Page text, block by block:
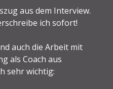
aus dem Interview.
ich sofort!
auch die Arbeit mit
als Coach aus
sehr wichtig: